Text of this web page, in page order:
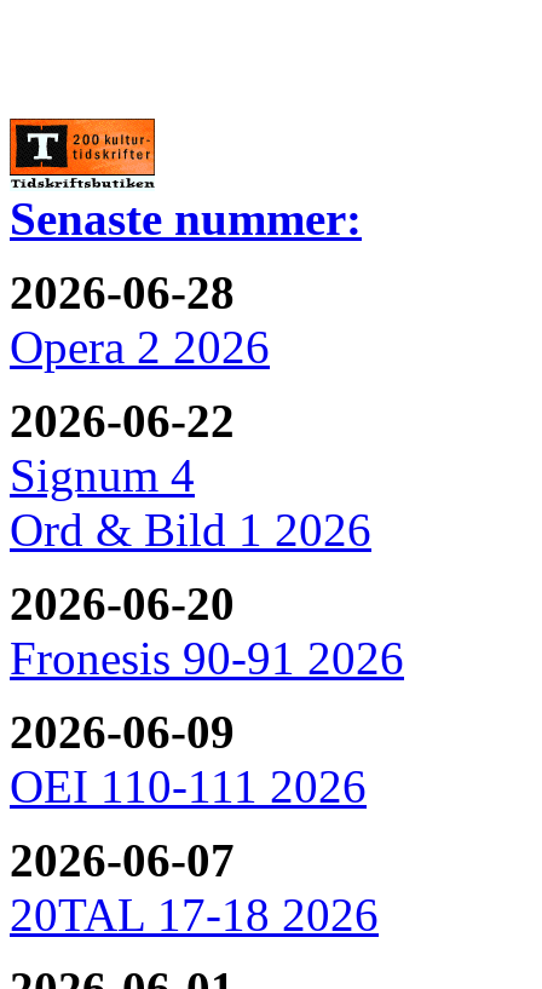
Senaste nummer:
2026-06-28
Opera 2 2026
2026-06-22
Signum 4
Ord & Bild 1 2026
2026-06-20
Fronesis 90-91 2026
2026-06-09
OEI 110-111 2026
2026-06-07
20TAL 17-18 2026